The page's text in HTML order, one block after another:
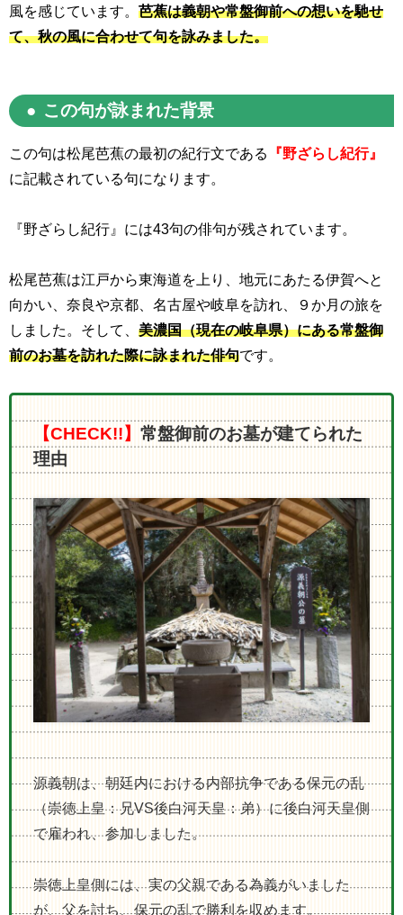
風を感じています。 芭蕉は義朝や常盤御前への想いを馳せ
て、秋の風に合わせて句を詠みました。
この句が詠まれた背景
この句は松尾芭蕉の最初の紀行文である
『野ざらし紀行』
に記載されている句になります。
『野ざらし紀行』には43句の俳句が残されています。
松尾芭蕉は江戸から東海道を上り、地元にあたる伊賀へと
向かい、奈良や京都、名古屋や岐阜を訪れ、９か月の旅を
しました。そして、 美濃国（現在の岐阜県）にある常盤御
前のお墓を訪れた際に詠まれた俳句です。
【CHECK!!】 常盤御前のお墓が建てられた
理由
源義朝は、朝廷内における内部抗争である保元の乱
（崇徳上皇：兄VS後白河天皇：弟）に後白河天皇側
で雇われ、参加しました。
崇徳上皇側には、実の父親である為義がいました
が、父を討ち、保元の乱で勝利を収めます。